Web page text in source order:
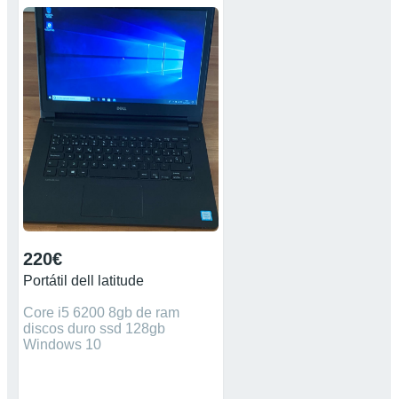
un disco duro SSD que solo
tiene un mes i casi no se ha
usado, es un portátil que va
muy bien i nunca me ha
fallado, lo vendo porque
necessito mas potencia de
procesador, debido a que
estudio con emuladores muy
potentes. portatil ideal para
trabajo, escuela, o uso
domestico, para mas info
contactadme. P.D: todo
220€
Portátil dell latitude
Core i5 6200 8gb de ram
discos duro ssd 128gb
Windows 10